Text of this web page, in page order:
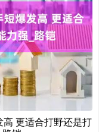
更适合打野还是打